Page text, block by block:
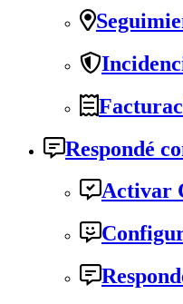
Respondé
Activar